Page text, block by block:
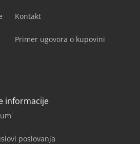
Kontakt
Primer ugovora o kupovini
informacije
poslovanja